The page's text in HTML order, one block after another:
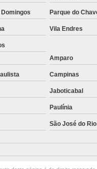
Parque do
Vila Endres
Amparo
Campinas
Jaboticabal
Paulínia
São José do